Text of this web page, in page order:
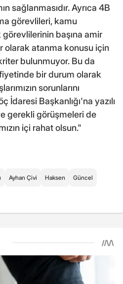
sağlanmasıdır. Ayrıca 4B
görevlileri, kamu
başına amir
olarak atanma konusu için
bulunmuyor. Bu da
bir durum olarak
sorunlarını
İdaresi Başkanlığı'na yazılı
gerekli görüşmeleri de
içi rahat olsun."
Ayhan Çivi Haksen Güncel